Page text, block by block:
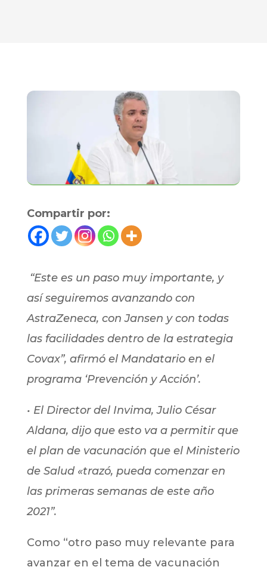
Compartir por:
“Este es un paso muy importante, y
así seguiremos avanzando con
AstraZeneca, con Jansen y con todas
las facilidades dentro de la estrategia
Covax”, afirmó el Mandatario en el
programa ‘Prevención y Acción’.
• El Director del Invima, Julio César
Aldana, dijo que esto va a permitir que
el plan de vacunación que el Ministerio
de Salud «trazó, pueda comenzar en
las primeras semanas de este año
2021”.
Como “otro paso muy relevante para
avanzar en el tema de vacunación